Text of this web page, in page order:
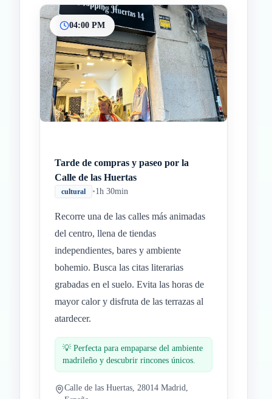
04:00 PM
Tarde de compras y paseo por la
Calle de las Huertas
cultural •1h 30min
Recorre una de las calles más animadas
del centro, llena de tiendas
independientes, bares y ambiente
bohemio. Busca las citas literarias
grabadas en el suelo. Evita las horas de
mayor calor y disfruta de las terrazas al
atardecer.
💡 Perfecta para empaparse del ambiente
madrileño y descubrir rincones únicos.
Calle de las Huertas, 28014 Madrid,